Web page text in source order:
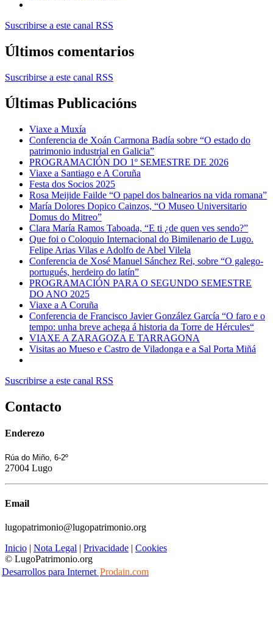
Suscribirse a este canal RSS
Últimos comentarios
Suscribirse a este canal RSS
Últimas Publicacións
Viaxe a Muxía
Conferencia de Xoán Carmona Badía sobre “O estado do
patrimonio industrial en Galicia”
PROGRAMACIÓN DO 1º SEMESTRE DE 2026
Viaxe a Santiago e A Coruña
Festa dos Socios 2025
Rosa Meijide Failde “O papel dos balnearios na vida romana”
María Dolores Dopico Cainzos, “O Museo Universitario
Domus do Mitreo”
Clara María Ramos Taboada, “E ti ¿de quen ves sendo?”
Que foi o Coloquio Internacional do Bimilenario de Lugo.
Felipe Arias Vilas e Adolfo de Abel Vilela
Conferencia de Xosé Manuel Sánchez Rei, sobre “O galego-
portugués, herdeiro do latín”
PROGRAMACIÓN PARA O SEGUNDO SEMESTRE
DO ANO 2025
Viaxe a A Coruña
Conferencia de Francisco Javier González García “O faro e o
tempo: unha breve achega á historia da Torre de Hércules“
VIAXE A ZARAGOZA E TARRAGONA
Visitas ao Mueso e Castro de Viladonga e a Sal Porta Miñá
Suscribirse a este canal RSS
Contacto
Enderezo
Rúa do Miño, 6-2º
27004 Lugo
Email
lugopatrimonio@lugopatrimonio.org
Inicio | Nota Legal | Privacidade | Cookies
© LugoPatrimonio.org
Desarrollos para Internet Prodain.com